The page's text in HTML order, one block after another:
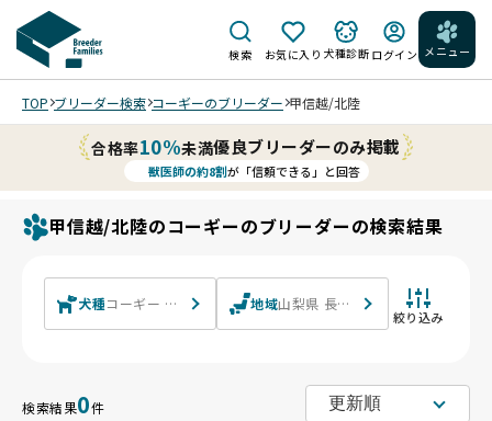
検索 お気に入り 犬種診断 ログイン メニュー
TOP ブリーダー検索 コーギーのブリーダー 甲信越/北陸
合格率10%未満優良ブリーダーのみ掲載
獣医師の約8割が「信頼できる」と回答
甲信越/北陸のコーギーのブリーダーの検索結果
犬種コーギー ウェルシュ・コーギー・ペンブローク ウェルシュ
地域山梨県 長野県 新潟県 富山県 石川
絞り込み
検索結果0件